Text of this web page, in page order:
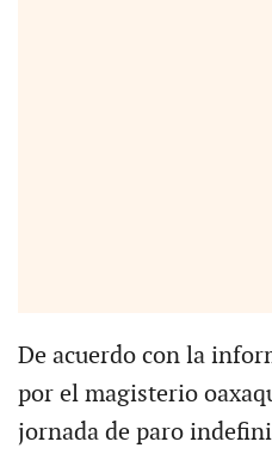
De acuerdo con la
por el magisterio
jornada de paro